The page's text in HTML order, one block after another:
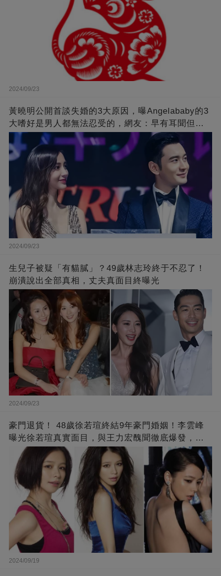
2024/09/23
黃曉明公開首談失婚的3大原因，曝Angelababy的3
大嗜好是男人都無法忍受的，網友：早有耳聞但想
不到那麼嚴重！
2024/09/23
生兒子被疑「有貓膩」？49歲林志玲終于不忍了！
崩潰說出全部真相，丈夫真面目終曝光
2024/09/23
豪門退貨！ 48歲徐若瑄終結9年豪門婚姻！李雲峰
曝光徐若瑄真實面目，與王力宏醜聞徹底爆發，原
來李靚蕾說的都是真的 ！
2024/09/19